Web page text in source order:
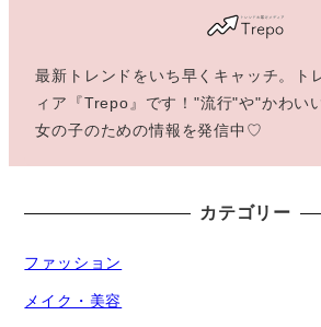
最新トレンドをいち早くキャッチ。ト
ィア『Trepo』です！"流行"や"かわい
女の子のための情報を発信中♡
カテゴリー
ファッション
メイク・美容